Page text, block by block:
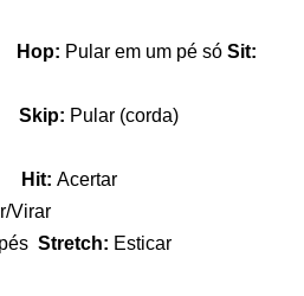
Hop: Pular em um pé só Sit:
Skip: Pular (corda)
Hit: Acertar
Virar
Stretch: Esticar